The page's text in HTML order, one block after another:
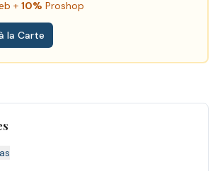
+ 10% Proshop
la Carte